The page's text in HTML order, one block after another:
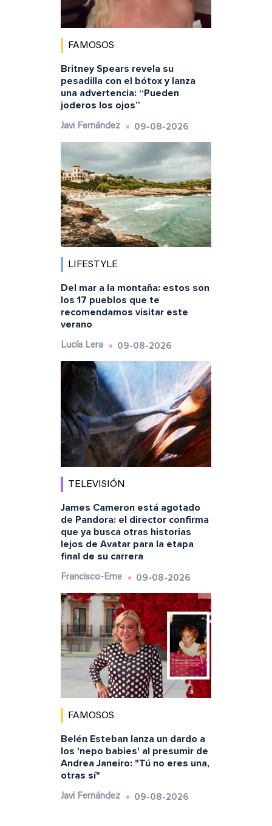
FAMOSOS
Britney Spears revela su
pesadilla con el bótox y lanza
una advertencia: “Pueden
joderos los ojos”
Javi Fernández 09-08-2026
LIFESTYLE
Del mar a la montaña: estos son
los 17 pueblos que te
recomendamos visitar este
verano
Lucía Lera 09-08-2026
TELEVISIÓN
James Cameron está agotado
de Pandora: el director confirma
que ya busca otras historias
lejos de Avatar para la etapa
final de su carrera
Francisco-Eme 09-08-2026
FAMOSOS
Belén Esteban lanza un dardo a
los 'nepo babies' al presumir de
Andrea Janeiro: "Tú no eres una,
otras sí"
Javi Fernández 09-08-2026